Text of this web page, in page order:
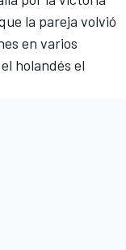
la pareja volvió
en varios
holandés el